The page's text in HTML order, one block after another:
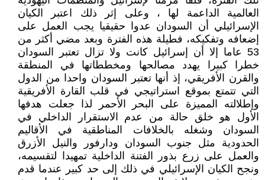
العالمية الداعمة لها ، وعلى إثر ذلك اعتبر الكيان
الإسرائيلي أن السودان عدوا حقيقيا يجب العمل على
إضعافه وتفكيكه، فطيلة هذه الفترة وبعد مضي أكثر من
53 عاما إلا أن إسرائيل كانت ولا تزال تعتبر السودان
خطرا كبيرا يهدد مصالحها ومخططاتها في المنطقة
والقرن الأفريقي، إذ أنها تعتبر السودان واحدا من الدول
التي تتمتع بموقع استراتيجي في قلب القارة الأفريقية
وإطلالته المميزة على البحر الأحمر لذا جعلت هدفها
الأول هو خلق حالة من عدم الاستقرار الداخلي في
السودان وشغله بالخلافات المناطقية في الأقاليم
الحدودية مثل جنوب السودان ودارفور والنيل الأزرق
والعمل على زرع بذور الفتنة الداخلية تمهيدا لتقسيمه،
ونجح الكيان الإسرائيلي في ذلك إلى حد كبير عندما قدم